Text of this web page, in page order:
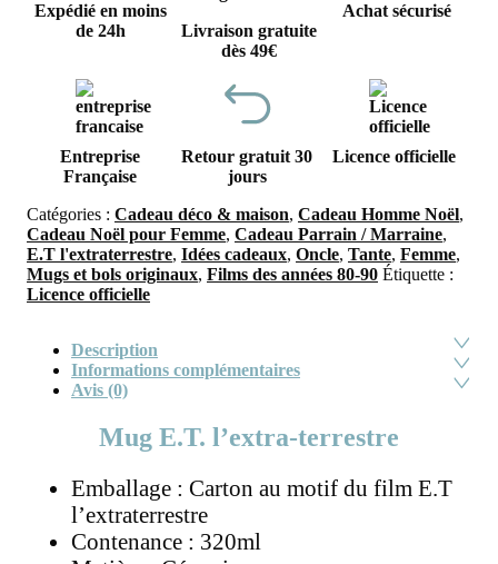
Expédié en moins
de 24h
Livraison gratuite
dès 49€
Achat sécurisé
Entreprise
Française
Retour gratuit 30
jours
Licence officielle
Catégories : Cadeau déco & maison, Cadeau Homme Noël,
Cadeau Noël pour Femme, Cadeau Parrain / Marraine,
E.T l'extraterrestre, Idées cadeaux, Oncle, Tante, Femme,
Mugs et bols originaux, Films des années 80-90 Étiquette :
Licence officielle
Description
Informations complémentaires
Avis (0)
Mug E.T. l’extra-terrestre
Emballage : Carton au motif du film E.T
l’extraterrestre
Contenance : 320ml